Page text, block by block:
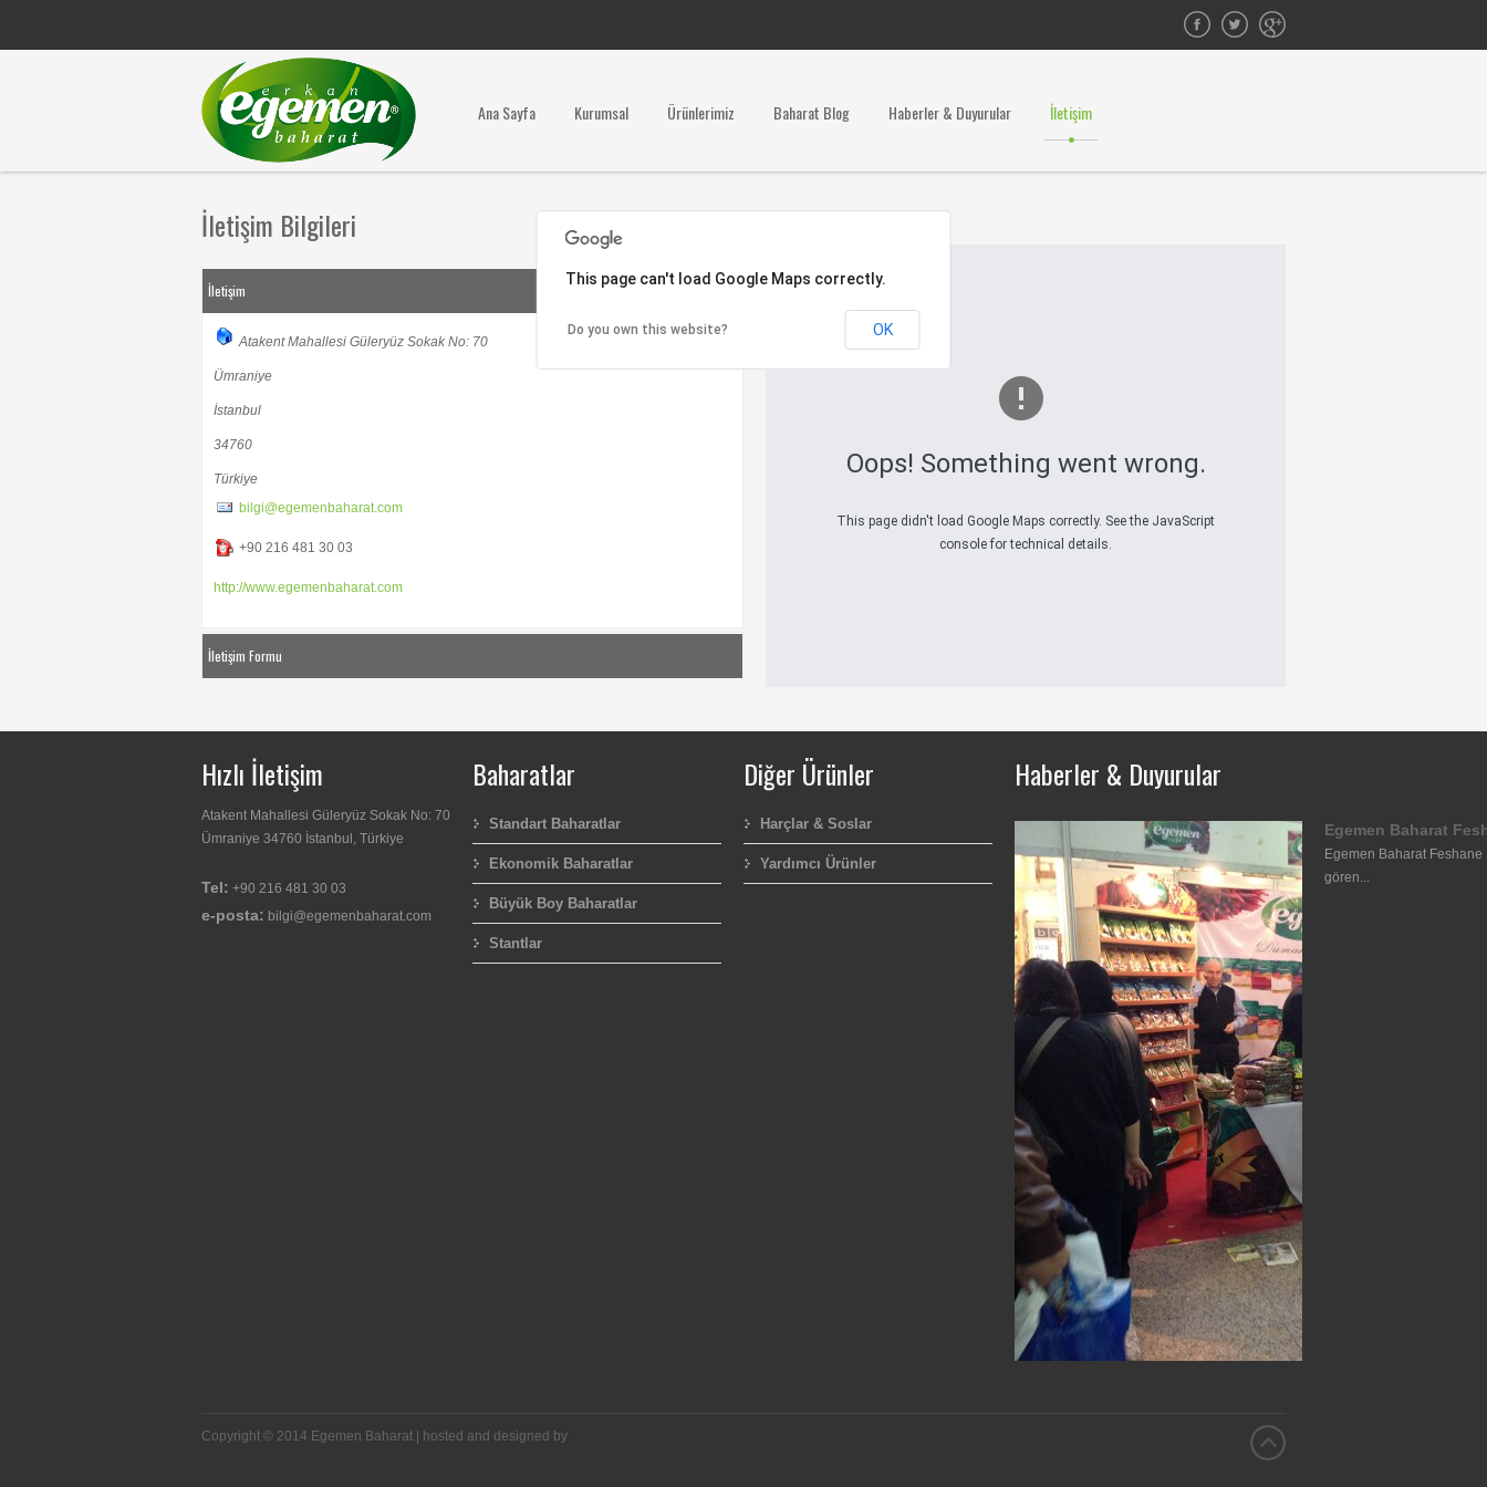
Ana Sayfa Kurumsal Ürünlerimiz Baharat Blog Haberler & Duyurular İletişim
İletişim Bilgileri
İletişim
Atakent Mahallesi Güleryüz Sokak No: 70
Ümraniye
İstanbul
34760
Türkiye
bilgi@egemenbaharat.com
+90 216 481 30 03
http://www.egemenbaharat.com
İletişim Formu
e-Posta*
Konu*
Ulaşım Haritası
Oops! Something went wrong.
This page didn't load Google Maps correctly. See the JavaScript
console for technical details.
This page can't load Google Maps correctly.
Do you own this website? OK
Hızlı İletişim
Atakent Mahallesi Güleryüz Sokak No: 70
Ümraniye 34760 İstanbul, Türkiye
Tel: +90 216 481 30 03
e-posta: bilgi@egemenbaharat.com
Baharatlar
Standart Baharatlar
Ekonomik Baharatlar
Büyük Boy Baharatlar
Stantlar
Diğer Ürünler
Harçlar & Soslar
Yardımcı Ürünler
Haberler & Duyurular
Egemen Baharat
Egemen Baharat
gören...
Copyright © 2014 Egemen Baharat | hosted and designed by